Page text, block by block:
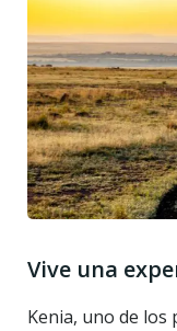
Vive una
Kenia, uno de los